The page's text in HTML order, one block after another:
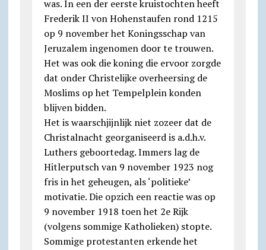
was. In een der eerste kruistochten heeft
Frederik II von Hohenstaufen rond 1215
op 9 november het Koningsschap van
Jeruzalem ingenomen door te trouwen.
Het was ook die koning die ervoor zorgde
dat onder Christelijke overheersing de
Moslims op het Tempelplein konden
blijven bidden.
Het is waarschjijnlijk niet zozeer dat de
Christalnacht georganiseerd is a.d.h.v.
Luthers geboortedag. Immers lag de
Hitlerputsch van 9 november 1923 nog
fris in het geheugen, als ‘politieke’
motivatie. Die opzich een reactie was op
9 november 1918 toen het 2e Rijk
(volgens sommige Katholieken) stopte.
Sommige protestanten erkende het